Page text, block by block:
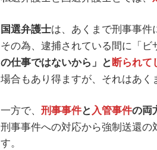
国選弁護士は、あくまで刑事事件
その為、逮捕されている間に「ビ
の仕事ではないから」と断られて
場合もあり得ますが、それはあく
一方で、 刑事事件と 入管事件の両
刑事事件への対応から強制送還
す。